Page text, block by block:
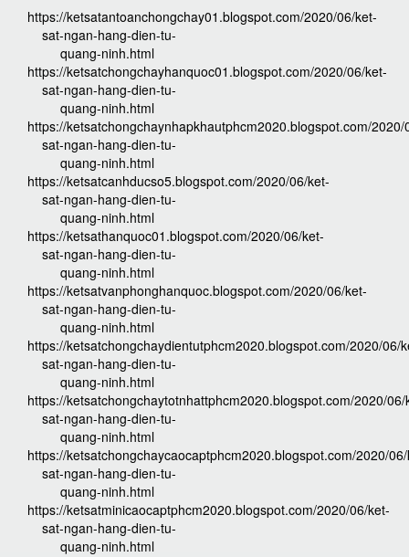
https://ketsatantoanchongchay01.blogspot.com/2020/06/ket-
sat-ngan-hang-dien-tu-
quang-ninh.html
https://ketsatchongchayhanquoc01.blogspot.com/2020/06/ket-
sat-ngan-hang-dien-tu-
quang-ninh.html
https://ketsatchongchaynhapkhautphcm2020.blogspot.com/2020/
sat-ngan-hang-dien-tu-
quang-ninh.html
https://ketsatcanhducso5.blogspot.com/2020/06/ket-
sat-ngan-hang-dien-tu-
quang-ninh.html
https://ketsathanquoc01.blogspot.com/2020/06/ket-
sat-ngan-hang-dien-tu-
quang-ninh.html
https://ketsatvanphonghanquoc.blogspot.com/2020/06/ket-
sat-ngan-hang-dien-tu-
quang-ninh.html
https://ketsatchongchaydientutphcm2020.blogspot.com/2020/06/
sat-ngan-hang-dien-tu-
quang-ninh.html
https://ketsatchongchaytotnhattphcm2020.blogspot.com/2020/06/
sat-ngan-hang-dien-tu-
quang-ninh.html
https://ketsatchongchaycaocaptphcm2020.blogspot.com/2020/
sat-ngan-hang-dien-tu-
quang-ninh.html
https://ketsatminicaocaptphcm2020.blogspot.com/2020/06/ket-
sat-ngan-hang-dien-tu-
quang-ninh.html